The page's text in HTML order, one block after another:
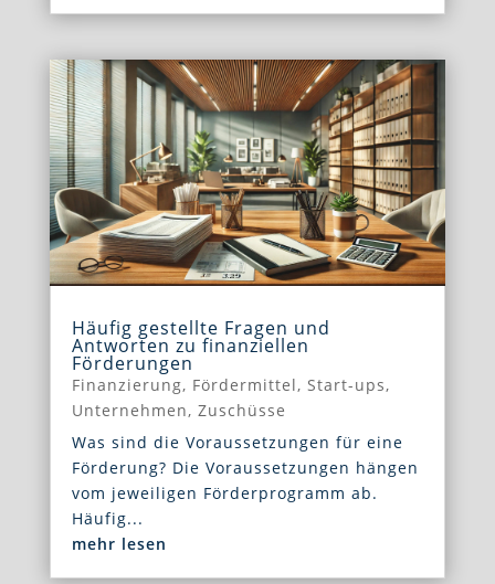
Häufig gestellte Fragen und
Antworten zu finanziellen
Förderungen
Finanzierung, Fördermittel, Start-ups,
Unternehmen, Zuschüsse
Was sind die Voraussetzungen für eine
Förderung? Die Voraussetzungen hängen
vom jeweiligen Förderprogramm ab.
Häufig...
mehr lesen